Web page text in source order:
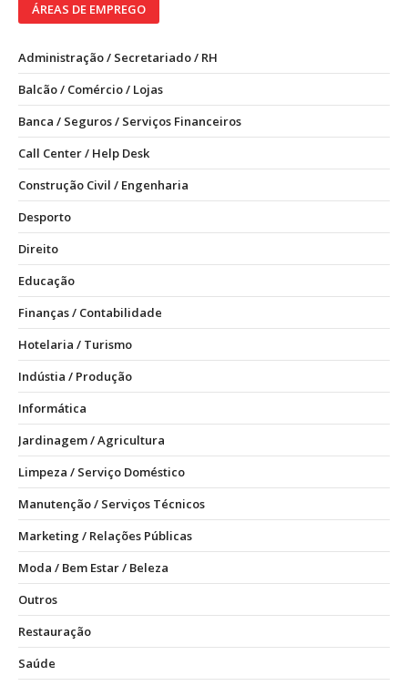
ÁREAS DE EMPREGO
Administração / Secretariado / RH
Balcão / Comércio / Lojas
Banca / Seguros / Serviços Financeiros
Call Center / Help Desk
Construção Civil / Engenharia
Desporto
Direito
Educação
Finanças / Contabilidade
Hotelaria / Turismo
Indústia / Produção
Informática
Jardinagem / Agricultura
Limpeza / Serviço Doméstico
Manutenção / Serviços Técnicos
Marketing / Relações Públicas
Moda / Bem Estar / Beleza
Outros
Restauração
Saúde